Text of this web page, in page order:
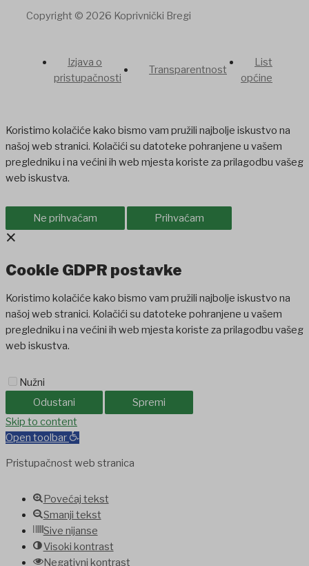
Copyright © 2026 Koprivnički Bregi
Izjava o
pristupačnosti
Transparentnost
List
općine
Koristimo kolačiće kako bismo vam pružili najbolje iskustvo na
našoj web stranici. Kolačići su datoteke pohranjene u vašem
pregledniku i na većini ih web mjesta koriste za prilagodbu vašeg
web iskustva.
Ne prihvaćam Prihvaćam
×
Cookie GDPR postavke
Koristimo kolačiće kako bismo vam pružili najbolje iskustvo na
našoj web stranici. Kolačići su datoteke pohranjene u vašem
pregledniku i na većini ih web mjesta koriste za prilagodbu vašeg
web iskustva.
Nužni
Odustani
Spremi
holiganbetHoliganbet
Skip to content
Open toolbar
Pristupačnost web stranica
Povećaj tekst
Smanji tekst
Sive nijanse
Visoki kontrast
Negativni kontrast